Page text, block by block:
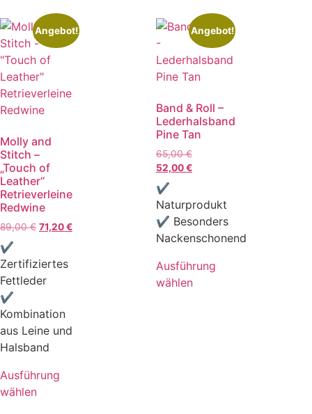
Angebot!
Molly and
Stitch –
„Touch of
Leather“
Retrieverleine
Redwine
89,00€ 71,20€
✔
Zertifiziertes
Fettleder
✔
Kombination
aus Leine und
Halsband
Ausführung
wählen
Angebot!
Band & Roll –
Lederhalsband
Pine Tan
65,00€
52,00€
✔
Naturprodukt
✔ Besonders
Nackenschonend
Ausführung
wählen